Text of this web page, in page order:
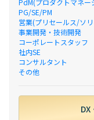
PdM(プロダクトマネー
PG/SE/PM
営業(プリセールス/ソ
事業開発・技術開発
コーポレートスタッフ
社内SE
コンサルタント
その他